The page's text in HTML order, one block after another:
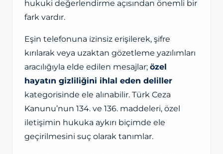
hukuki değerlendirme açısından önemli bir
fark vardır.
Eşin telefonuna izinsiz erişilerek, şifre
kırılarak veya uzaktan gözetleme yazılımları
aracılığıyla elde edilen mesajlar; özel
hayatın gizliliğini ihlal eden deliller
kategorisinde ele alınabilir. Türk Ceza
Kanunu’nun 134. ve 136. maddeleri, özel
iletişimin hukuka aykırı biçimde ele
geçirilmesini suç olarak tanımlar.